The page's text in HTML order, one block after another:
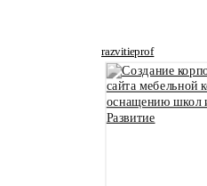
razvitieprof